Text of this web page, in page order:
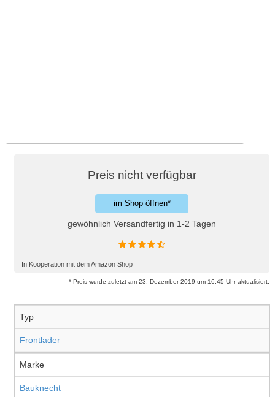
Preis nicht verfügbar
im Shop öffnen*
gewöhnlich Versandfertig in 1-2 Tagen
In Kooperation mit dem Amazon Shop
* Preis wurde zuletzt am 23. Dezember 2019 um 16:45 Uhr aktualisiert.
Typ
Frontlader
Marke
Bauknecht